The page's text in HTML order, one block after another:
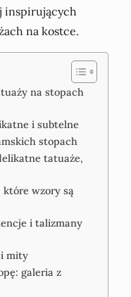
inspirujących
na kostce.
na stopach
i subtelne
stopach
tatuaże,
które wzory są
i talizmany
i mity
galeria z